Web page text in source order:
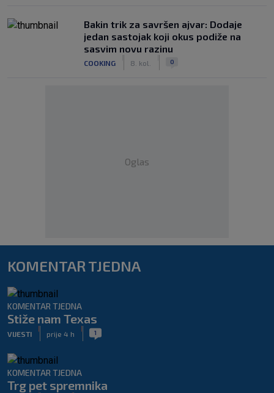
Bakin trik za savršen ajvar: Dodaje
jedan sastojak koji okus podiže na
sasvim novu razinu
COOKING 8. kol. 0
Oglas
KOMENTAR TJEDNA
KOMENTAR TJEDNA
Stiže nam Texas
VIJESTI prije 4 h 1
KOMENTAR TJEDNA
Trg pet spremnika